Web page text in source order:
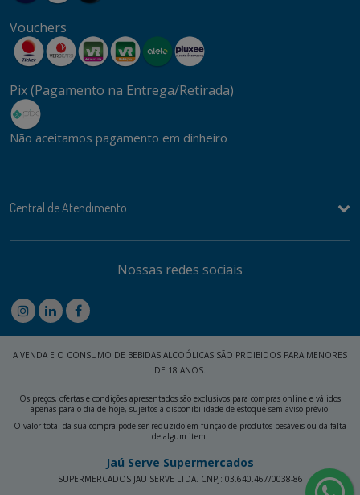
Vouchers
Pix (Pagamento na Entrega/Retirada)
Não aceitamos pagamento em dinheiro
Central de Atendimento
Nossas redes sociais
A VENDA E O CONSUMO DE BEBIDAS ALCOÓLICAS SÃO PROIBIDOS PARA MENORES
DE 18 ANOS.
Os preços, ofertas e condições apresentados são exclusivos para compras online e válidos
apenas para o dia de hoje, sujeitos à disponibilidade de estoque sem aviso prévio.
O valor total da sua compra pode ser reduzido em função de produtos pesáveis ou da falta
de algum item.
Jaú Serve Supermercados
SUPERMERCADOS JAU SERVE LTDA. CNPJ: 03.640.467/0038-86